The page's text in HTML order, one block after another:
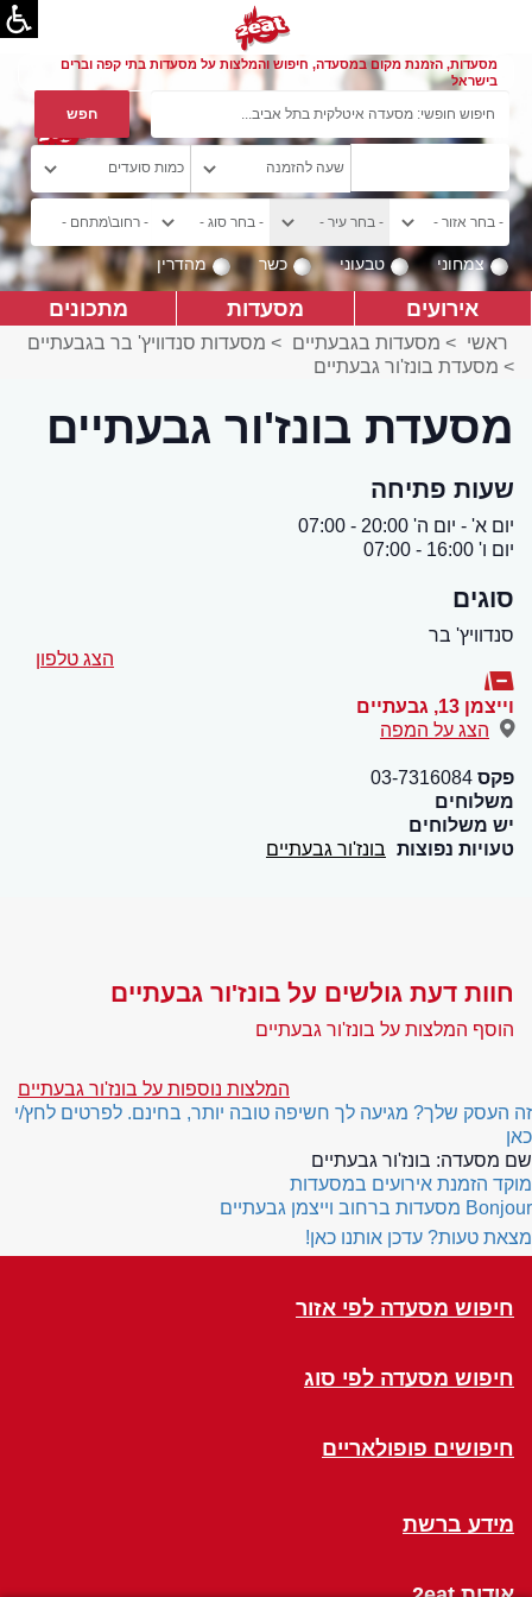
מסעדות, הזמנת מקום במסעדה, חיפוש והמלצות על מסעדות בתי קפה וברים
בישראל
צמחוני טבעוני כשר מהדרין
אירועים מסעדות מתכונים
ראשי > מסעדות בגבעתיים > מסעדות סנדוויץ' בר בגבעתיים
> מסעדת בונז'ור גבעתיים
מסעדת בונז'ור גבעתיים
שעות פתיחה
יום א' - יום ה' 20:00 - 07:00
יום ו' 16:00 - 07:00
סוגים
סנדוויץ' בר
הצג טלפון
וייצמן 13 , גבעתיים
הצג על המפה
פקס 03-7316084
משלוחים
יש משלוחים
טעויות נפוצות בונז'ור גבעתיים
חוות דעת גולשים על בונז'ור גבעתיים
הוסף המלצות על בונז'ור גבעתיים
המלצות נוספות על בונז'ור גבעתיים
זה העסק שלך? מגיעה לך חשיפה טובה יותר, בחינם. לפרטים לחץ/י
כאן
שם מסעדה: בונז'ור גבעתיים
מוקד הזמנת אירועים במסעדות
Bonjour מסעדות ברחוב וייצמן גבעתיים
מצאת טעות? עדכן אותנו כאן!
חיפוש מסעדה לפי אזור
חיפוש מסעדה לפי סוג
חיפושים פופולאריים
מידע ברשת